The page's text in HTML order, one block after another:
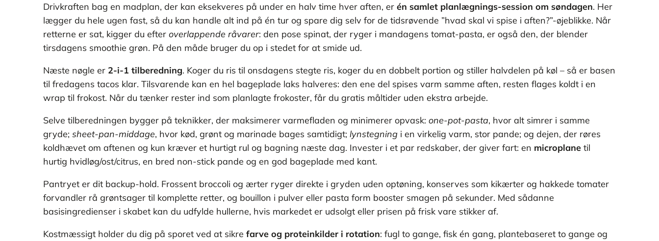
Drivkraften bag en madplan, der kan eksekveres på under en halv time hver aften, er én samlet planlægnings-session om søndagen. Her
lægger du hele ugen fast, så du kan handle alt ind på én tur og spare dig selv for de tidsrøvende ”hvad skal vi spise i aften?”-øjeblikke. Når
retterne er sat, kigger du efter overlappende råvarer: den pose spinat, der ryger i mandagens tomat-pasta, er også den, der blender
tirsdagens smoothie grøn. På den måde bruger du op i stedet for at smide ud.
Næste nøgle er 2-i-1 tilberedning. Koger du ris til onsdagens stegte ris, koger du en dobbelt portion og stiller halvdelen på køl – så er basen
til fredagens tacos klar. Tilsvarende kan en hel bageplade laks halveres: den ene del spises varm samme aften, resten flages koldt i en
wrap til frokost. Når du tænker rester ind som planlagte frokoster, får du gratis måltider uden ekstra arbejde.
Selve tilberedningen bygger på teknikker, der maksimerer varmefladen og minimerer opvask: one-pot-pasta, hvor alt simrer i samme
gryde; sheet-pan-middage, hvor kød, grønt og marinade bages samtidigt; lynstegningi en virkelig varm, stor pande; og dejen, der røres
koldhævet om aftenen og kun kræver et hurtigt rul og bagning næste dag. Invester i et par redskaber, der giver fart: en microplanetil
hurtig hvidløg/ost/citrus, en bred non-stick pande og en god bageplade med kant.
Pantryet er dit backup-hold. Frossent broccoli og ærter ryger direkte i gryden uden optøning, konserves som kikærter og hakkede tomater
forvandler rå grøntsager til komplette retter, og bouillon i pulver eller pasta form booster smagen på sekunder. Med sådanne
basisingredienser i skabet kan du udfylde hullerne, hvis markedet er udsolgt eller prisen på frisk vare stikker af.
Kostmæssigt holder du dig på sporet ved at sikre farve og proteinkilder i rotation: fugl to gange, fisk én gang, plantebaseret to gange og